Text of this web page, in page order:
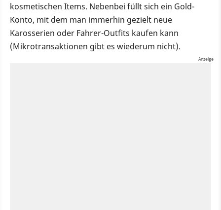
kosmetischen Items. Nebenbei füllt sich ein Gold-
Konto, mit dem man immerhin gezielt neue
Karosserien oder Fahrer-Outfits kaufen kann
(Mikrotransaktionen gibt es wiederum nicht).